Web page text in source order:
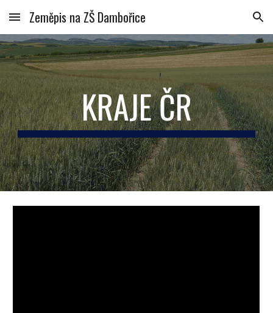
Skip to main content Skip to navigation
Zeměpis na ZŠ Dambořice
KRAJE ČR